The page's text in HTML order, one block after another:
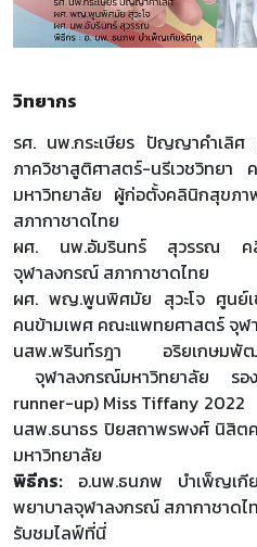
วิทยากร
รศ. นพ.กระเษียร ปัญญาคำเลิศ
ภาควิชาสูติศาสตร์-นรีเวชวิทย
มหาวิทยาลัย ผู้ก่อตั้งคลินิกสุขภ
สภากาชาดไทย
ผศ. นพ.อัมรินทร์ สุวรรณ คลิ
จุฬาลงกรณ์ สภากาชาดไทย
ผศ. พญ.พูนพิศมัย สุวะโจ ศูนย์เ
คนข้ามเพศ คณะแพทยศาสตร์ จุ
นสพ.พรินท์รฎา อริยเกษม
จุฬาลงกรณ์มหาวิทยาลัย รอ
runner-up) Miss Tiffany 2022
นสพ.ธนาธร ปิยสถาพรพงศ์ นิสิ
มหาวิทยาลัย
พิธีกร: อ.นพ.ธนภพ บำเพ็ญเ
พยาบาลจุฬาลงกรณ์ สภากาชาดไ
รับชมไลฟ์ที่นี่